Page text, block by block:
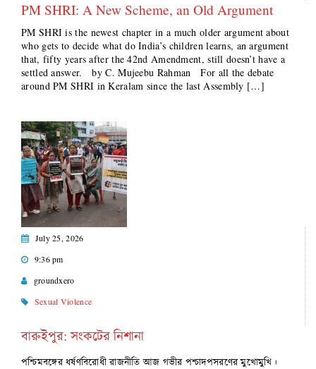
PM SHRI: A New Scheme, an Old Argument
PM SHRI is the newest chapter in a much older argument about
who gets to decide what do India’s children learns, an argument
that, fifty years after the 42nd Amendment, still doesn’t have a
settled answer. by C. Mujeebu Rahman For all the debate
around PM SHRI in Keralam since the last Assembly […]
July 25, 2026
9:36 pm
groundxero
Sexual Violence
বারুইপুর: সংকটের নিশানা
পশ্চিমবঙ্গের ধর্ষণবিরোধী রাজনীতি আজ গভীর পশ্চাদপসরণের মুখোমুখি।